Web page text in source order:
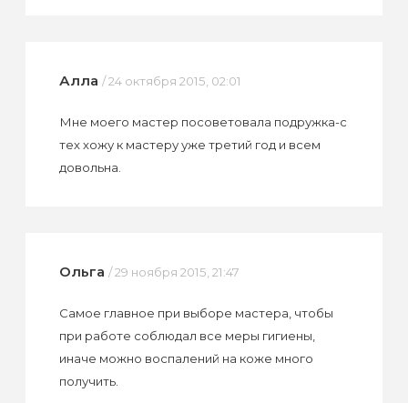
Алла / 24 октября 2015, 02:01
Мне моего мастер посоветовала подружка-с
тех хожу к мастеру уже третий год и всем
довольна.
Ольга / 29 ноября 2015, 21:47
Самое главное при выборе мастера, чтобы
при работе соблюдал все меры гигиены,
иначе можно воспалений на коже много
получить.